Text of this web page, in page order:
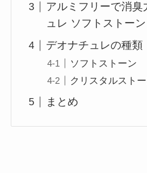
アルミフリーで消
ュレ ソフトストーン
デオナチュレの種類
ソフトストーン
クリスタルスト
まとめ